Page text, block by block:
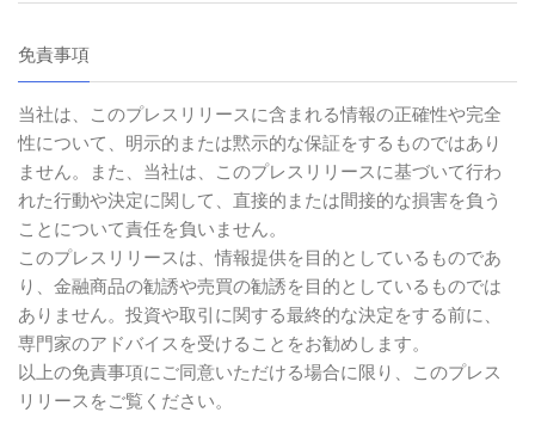
免責事項
当社は、このプレスリリースに含まれる情報の正確性や完全
性について、明示的または黙示的な保証をするものではあり
ません。また、当社は、このプレスリリースに基づいて行わ
れた行動や決定に関して、直接的または間接的な損害を負う
ことについて責任を負いません。
このプレスリリースは、情報提供を目的としているものであ
り、金融商品の勧誘や売買の勧誘を目的としているものでは
ありません。投資や取引に関する最終的な決定をする前に、
専門家のアドバイスを受けることをお勧めします。
以上の免責事項にご同意いただける場合に限り、このプレス
リリースをご覧ください。